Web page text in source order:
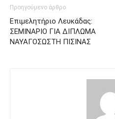
Προηγούμενο άρθρο
Επιμελητήριο Λευκάδας:
ΣΕΜΙΝΑΡΙΟ ΓΙΑ ΔΙΠΛΩΜΑ
ΝΑΥΑΓΟΣΩΣΤΗ ΠΙΣΙΝΑΣ